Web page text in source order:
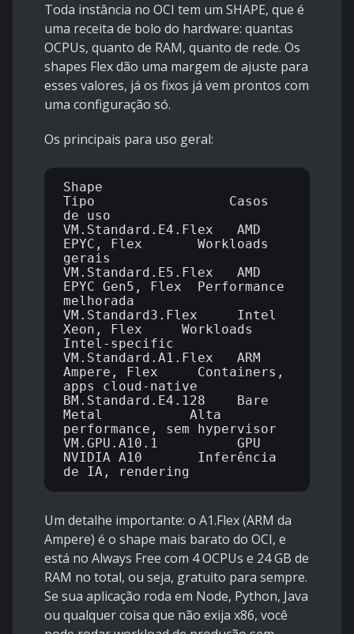
Toda instância no OCI tem um SHAPE, que é
uma receita de bolo do hardware: quantas
OCPUs, quanto de RAM, quanto de rede. Os
shapes Flex dão uma margem de ajuste para
esses valores, já os fixos já vem prontos com
uma configuração só.
Os principais para uso geral:
Shape
Tipo                 Casos
de uso
VM.Standard.E4.Flex   AMD
EPYC, Flex       Workloads
gerais
VM.Standard.E5.Flex   AMD
EPYC Gen5, Flex  Performance
melhorada
VM.Standard3.Flex     Intel
Xeon, Flex     Workloads
Intel-specific
VM.Standard.A1.Flex   ARM
Ampere, Flex     Containers,
apps cloud-native
BM.Standard.E4.128    Bare
Metal           Alta
performance, sem hypervisor
VM.GPU.A10.1          GPU
NVIDIA A10       Inferência
Um detalhe importante: o A1.Flex (ARM da
Ampere) é o shape mais barato do OCI, e
está no Always Free com 4 OCPUs e 24 GB de
RAM no total, ou seja, gratuito para sempre.
Se sua aplicação roda em Node, Python, Java
ou qualquer coisa que não exija x86, você